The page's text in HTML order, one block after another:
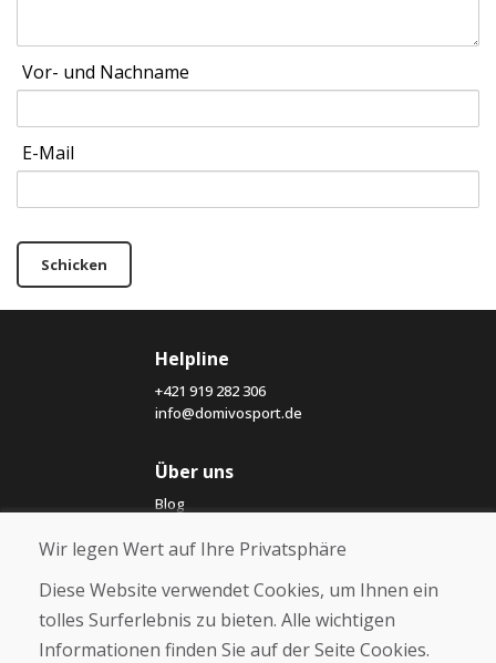
Vor- und Nachname
E-Mail
Schicken
Helpline
+421 919 282 306
info@domivosport.de
Über uns
Blog
Geschäft
Kaufen
Wir legen Wert auf Ihre Privatsphäre
Diese Website verwendet Cookies, um Ihnen ein
tolles Surferlebnis zu bieten. Alle wichtigen
Informationen finden Sie auf der Seite Cookies.